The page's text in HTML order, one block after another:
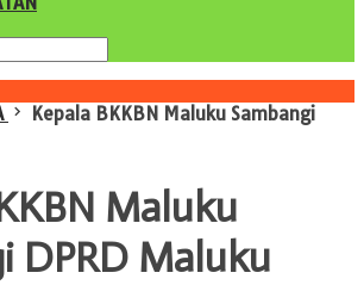
Kepala BKKBN Maluku Sambangi
Maluku
DPRD Maluku